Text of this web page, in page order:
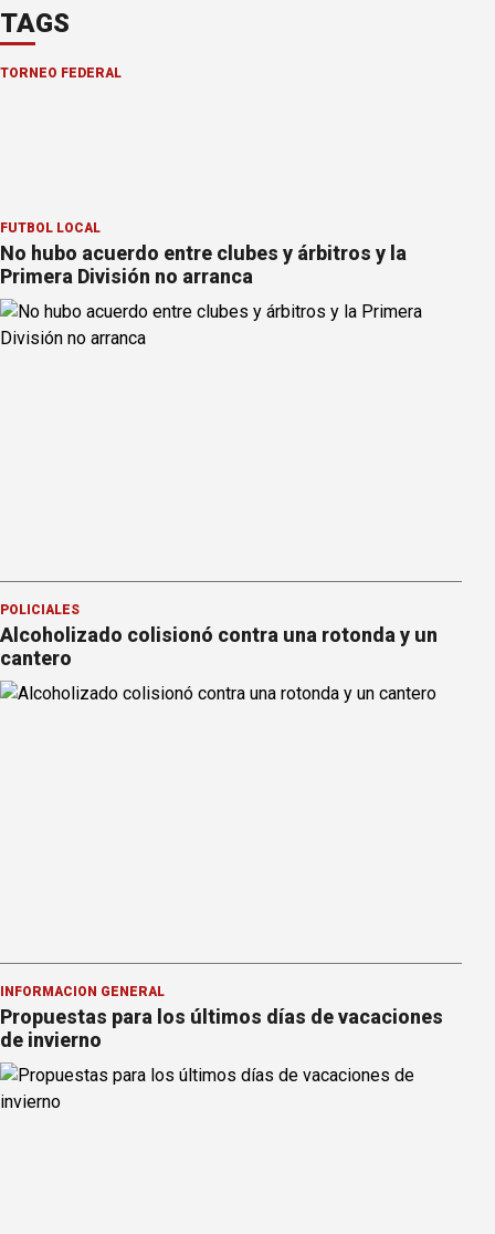
TAGS
TORNEO FEDERAL
FÚTBOL LOCAL
No hubo acuerdo entre clubes y árbitros y la
Primera División no arranca
POLICIALES
Alcoholizado colisionó contra una rotonda y un
cantero
INFORMACION GENERAL
Propuestas para los últimos días de vacaciones
de invierno